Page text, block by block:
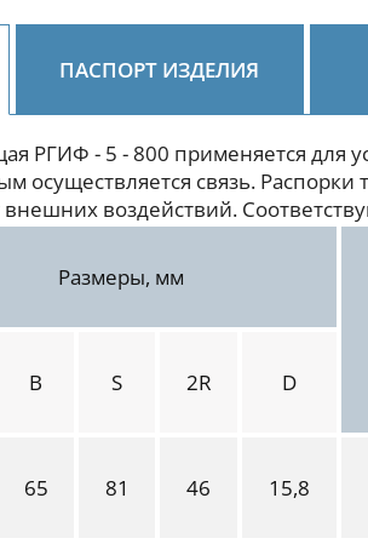
ПАСПОРТ ИЗДЕЛИЯ
РГИФ - 5 - 800 применяется для
осуществляется связь.
воздействий.
Размеры, мм
B S 2R D
65 81 46 15,8